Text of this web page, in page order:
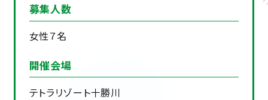
募集人数
女性７名
開催会場
テトラリゾート十勝川